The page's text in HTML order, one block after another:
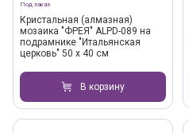
Под заказ
Кристальная (алмазная)
мозаика "ФРЕЯ" ALPD-089 на
подрамнике "Итальянская
церковь" 50 х 40 см
В корзину